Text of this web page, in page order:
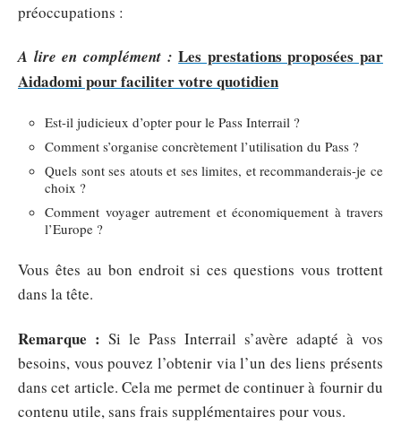
préoccupations :
A lire en complément : Les prestations proposées par
Aidadomi pour faciliter votre quotidien
Est-il judicieux d’opter pour le Pass Interrail ?
Comment s’organise concrètement l’utilisation du Pass ?
Quels sont ses atouts et ses limites, et recommanderais-je ce
choix ?
Comment voyager autrement et économiquement à travers
l’Europe ?
Vous êtes au bon endroit si ces questions vous trottent
dans la tête.
Remarque : Si le Pass Interrail s’avère adapté à vos
besoins, vous pouvez l’obtenir via l’un des liens présents
dans cet article. Cela me permet de continuer à fournir du
contenu utile, sans frais supplémentaires pour vous.